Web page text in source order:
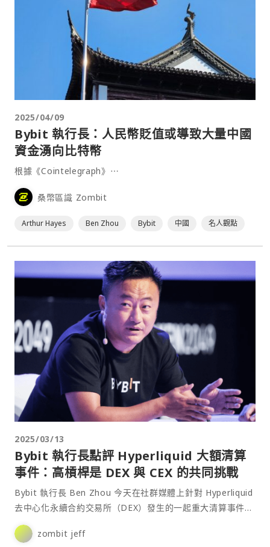
2025/04/09
Bybit 執行長：人民幣貶值或導致大量中國
資金湧向比特幣
根據《Cointelegraph》⋯
桑幣區識 Zombit
Arthur Hayes Ben Zhou Bybit 中國 名人觀點
2025/03/13
Bybit 執行長點評 Hyperliquid 大額清算
事件：高槓桿是 DEX 與 CEX 的共同挑戰
Bybit 執行長 Ben Zhou 今天在社群媒體上針對 Hyperliquid
去中心化永續合約交易所（DEX）發生的一起重大清算事件發
表⋯
zombit jeff